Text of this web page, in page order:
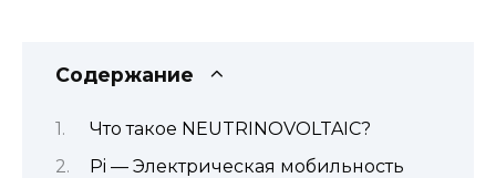
Содержание
Что такое NEUTRINOVOLTAIC?
Pi — Электрическая мобильность